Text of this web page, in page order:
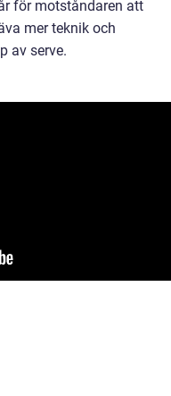
för motståndaren att
mer teknik och
av serve.